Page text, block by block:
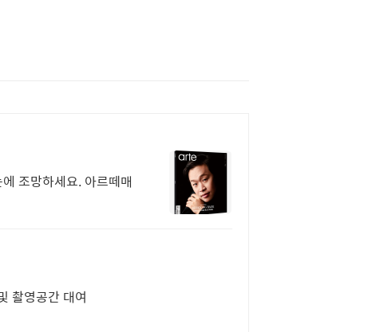
조망하세요. 아르떼매
촬영공간 대여